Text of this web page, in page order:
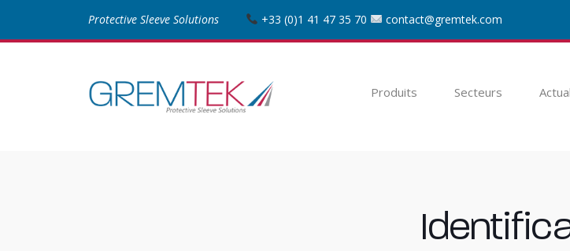
Protective Sleeve Solutions +33 (0)1 41 47 35 70 contact@gremtek.com
Produits Secteurs